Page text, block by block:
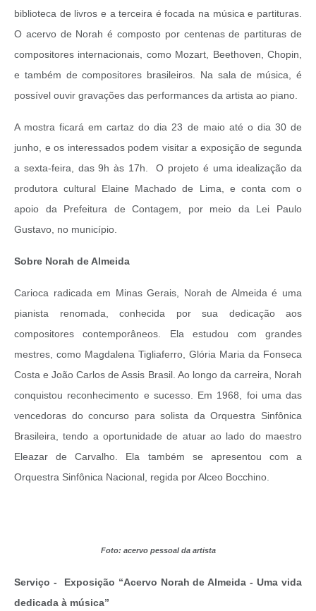
biblioteca de livros e a terceira é focada na música e partituras.
O acervo de Norah é composto por centenas de partituras de
compositores internacionais, como Mozart, Beethoven, Chopin,
e também de compositores brasileiros. Na sala de música, é
possível ouvir gravações das performances da artista ao piano.
A mostra ficará em cartaz do dia 23 de maio até o dia 30 de
junho, e os interessados podem visitar a exposição de segunda
a sexta-feira, das 9h às 17h. O projeto é uma idealização da
produtora cultural Elaine Machado de Lima, e conta com o
apoio da Prefeitura de Contagem, por meio da Lei Paulo
Gustavo, no município.
Sobre Norah de Almeida
Carioca radicada em Minas Gerais, Norah de Almeida é uma
pianista renomada, conhecida por sua dedicação aos
compositores contemporâneos. Ela estudou com grandes
mestres, como Magdalena Tigliaferro, Glória Maria da Fonseca
Costa e João Carlos de Assis Brasil. Ao longo da carreira, Norah
conquistou reconhecimento e sucesso. Em 1968, foi uma das
vencedoras do concurso para solista da Orquestra Sinfônica
Brasileira, tendo a oportunidade de atuar ao lado do maestro
Eleazar de Carvalho. Ela também se apresentou com a
Orquestra Sinfônica Nacional, regida por Alceo Bocchino.
Foto: acervo pessoal da artista
Serviço - Exposição “Acervo Norah de Almeida - Uma vida
dedicada à música”